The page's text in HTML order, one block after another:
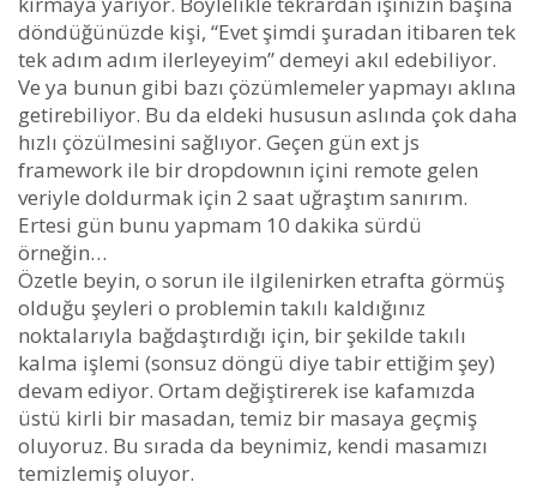
döndüğünüzde kişi, “Evet şimdi şuradan itibaren tek
tek adım adım ilerleyeyim” demeyi akıl edebiliyor.
Ve ya bunun gibi bazı çözümlemeler yapmayı aklına
getirebiliyor. Bu da eldeki hususun aslında çok daha
hızlı çözülmesini sağlıyor. Geçen gün ext js
framework ile bir dropdownın içini remote gelen
veriyle doldurmak için 2 saat uğraştım sanırım.
Ertesi gün bunu yapmam 10 dakika sürdü
örneğin…
Özetle beyin, o sorun ile ilgilenirken etrafta görmüş
olduğu şeyleri o problemin takılı kaldığınız
noktalarıyla bağdaştırdığı için, bir şekilde takılı
kalma işlemi (sonsuz döngü diye tabir ettiğim şey)
devam ediyor. Ortam değiştirerek ise kafamızda
üstü kirli bir masadan, temiz bir masaya geçmiş
oluyoruz. Bu sırada da beynimiz, kendi masamızı
temizlemiş oluyor.